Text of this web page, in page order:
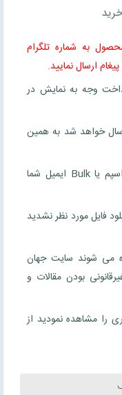
به شماره تلگرام
وجه به نمایش در
خواهد شد به همین
ممکن است ایمیل ارسالی به پوشه اسپم یا Bulk ایمیل شما
فایل مورد نظر نشدید
می شوند سایت جهان
بودن مقالات و
مشاهده نمودید از